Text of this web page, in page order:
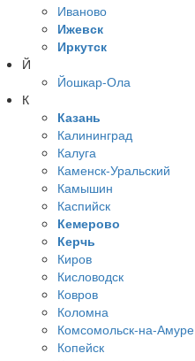
Иваново
Ижевск
Иркутск
Й
Йошкар-Ола
К
Казань
Калининград
Калуга
Каменск-Уральский
Камышин
Каспийск
Кемерово
Керчь
Киров
Кисловодск
Ковров
Коломна
Комсомольск-на-Амуре
Копейск